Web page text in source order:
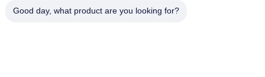
Good day, what product are you looking for?